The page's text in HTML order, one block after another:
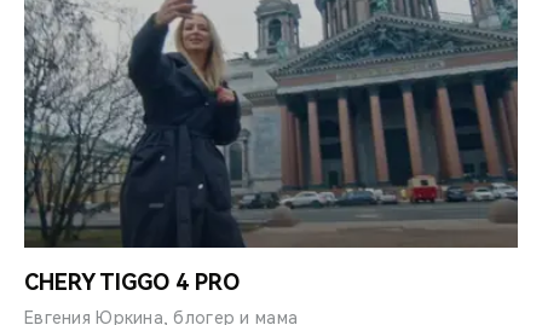
CHERY TIGGO 4 PRO
Евгения Юркина, блогер и мама